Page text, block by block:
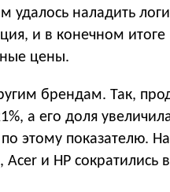
удалось наладить
и в конечном итоге
цены.
брендам. Так,
а его доля
этому показателю.
и HP сократились